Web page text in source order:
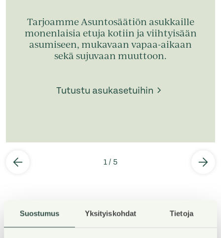
Suostumus Yksityiskohdat Tietoja
Tarjoamme Asuntosäätiön asukkaille
monenlaisia etuja kotiin ja viihtyisään
asumiseen, mukavaan vapaa-aikaan
sekä sujuvaan muuttoon.
Tutustu asukasetuihin
1 / 5